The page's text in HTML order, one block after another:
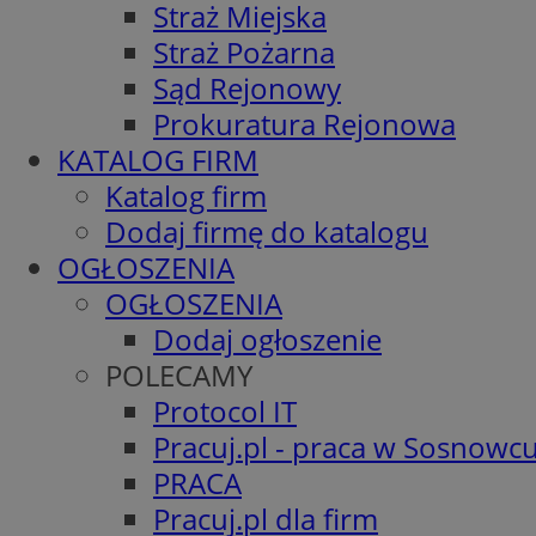
Straż Miejska
Straż Pożarna
Sąd Rejonowy
Prokuratura Rejonowa
KATALOG FIRM
Katalog firm
Dodaj firmę do katalogu
OGŁOSZENIA
OGŁOSZENIA
Dodaj ogłoszenie
POLECAMY
Protocol IT
Pracuj.pl - praca w
PRACA
Pracuj.pl dla firm